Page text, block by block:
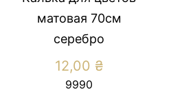
матовая 70см
серебро
12,00 ₴
9990